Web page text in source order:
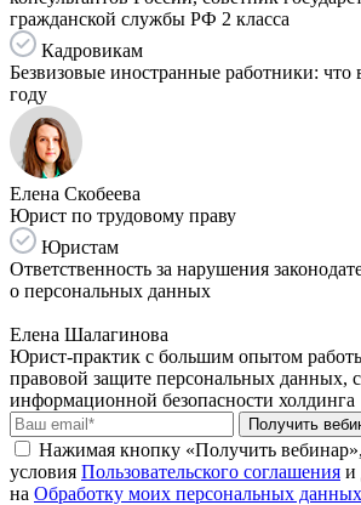
гражданской службы РФ 2 класса
Кадровикам
Безвизовые иностранные работники: что
году
Елена Скобеева
Юрист по трудовому праву
Юристам
Ответственность за нарушения
о персональных данных
Елена Шалагинова
Юрист-практик с большим опытом
правовой защите персональных данных,
информационной безопасности холдинга
Получить
Нажимая кнопку «Получить
условия Пользовательского соглашения и
на Обработку моих персональных данных